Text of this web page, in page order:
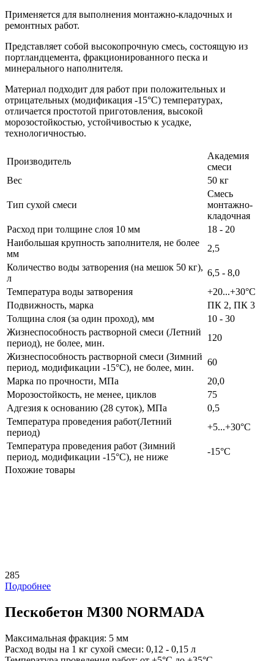
Применяется для выполнения монтажно-кладочных и
ремонтных работ.
Представляет собой высокопрочную смесь, состоящую из
портландцемента, фракционированного песка и
минерального наполнителя.
Материал подходит для работ при положительных и
отрицательных (модификация -15°С) температурах,
отличается простотой приготовления, высокой
морозостойкостью, устойчивостью к усадке,
технологичностью.
Производитель
Академия
смеси
Вес
50 кг
Тип сухой смеси
Смесь
монтажно-
кладочная
Расход при толщине слоя 10 мм
18 - 20
Наибольшая крупность заполнителя, не более
мм
2,5
Количество воды затворения (на мешок 50 кг),
л
6,5 - 8,0
Температура воды затворения
+20...+30°С
Подвижность, марка
ПК 2, ПК 3
Толщина слоя (за один проход), мм
10 - 30
Жизнеспособность растворной смеси (Летний
период), не более, мин.
120
Жизнеспособность растворной смеси (Зимний
период, модификации -15°С), не более, мин.
60
Марка по прочности, МПа
20,0
Морозостойкость, не менее, циклов
75
Адгезия к основанию (28 суток), МПа
0,5
Температура проведения работ(Летний
период)
+5...+30°С
Температура проведения работ (Зимний
период, модификации -15°С), не ниже
-15°С
Похожие товары
285
Подробнее
Пескобетон М300 NORMADA
Максимальная фракция: 5 мм
Расход воды на 1 кг сухой смеси: 0,12 - 0,15 л